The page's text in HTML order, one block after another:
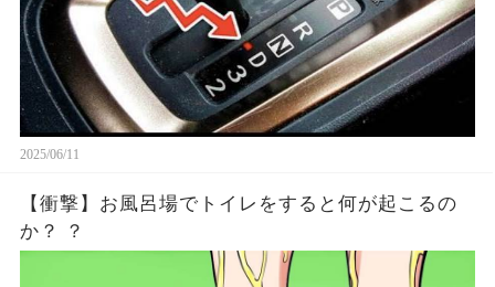
2025/06/11
【衝撃】お風呂場でトイレをすると何が起こるの
か？ ？